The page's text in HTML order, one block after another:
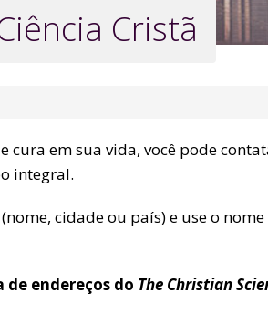
Cristã
em sua vida, você pode
integral.
cidade ou país) e use o
de endereços do The Christian